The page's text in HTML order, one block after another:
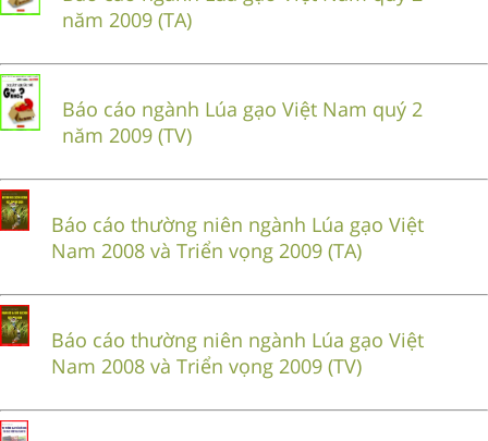
năm 2009 (TA)
Báo cáo ngành Lúa gạo Việt Nam quý 2
năm 2009 (TV)
Báo cáo thường niên ngành Lúa gạo Việt
Nam 2008 và Triển vọng 2009 (TA)
Báo cáo thường niên ngành Lúa gạo Việt
Nam 2008 và Triển vọng 2009 (TV)